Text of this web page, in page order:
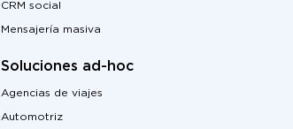
CRM social
Mensajería masiva
Soluciones ad-hoc
Agencias de viajes
Automotriz